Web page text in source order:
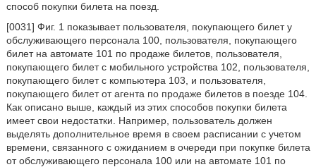
способ покупки билета на поезд.
[0031] Фиг. 1 показывает пользователя, покупающего билет у
обслуживающего персонала 100, пользователя, покупающего
билет на автомате 101 по продаже билетов, пользователя,
покупающего билет с мобильного устройства 102, пользователя,
покупающего билет с компьютера 103, и пользователя,
покупающего билет от агента по продаже билетов в поезде 104.
Как описано выше, каждый из этих способов покупки билета
имеет свои недостатки. Например, пользователь должен
выделять дополнительное время в своем расписании с учетом
времени, связанного с ожиданием в очереди при покупке билета
от обслуживающего персонала 100 или на автомате 101 по